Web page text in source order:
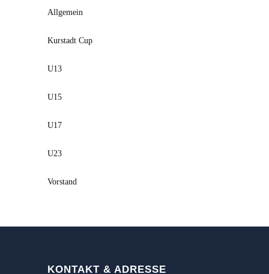
Allgemein
Kurstadt Cup
U13
U15
U17
U23
Vorstand
KONTAKT & ADRESSE